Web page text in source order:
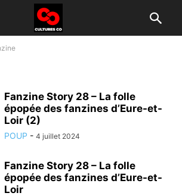
Fanzine Story 28 – La folle
épopée des fanzines d’Eure-et-
Loir (2)
POUP - 4 juillet 2024
Fanzine Story 28 – La folle
épopée des fanzines d’Eure-et-
Loir